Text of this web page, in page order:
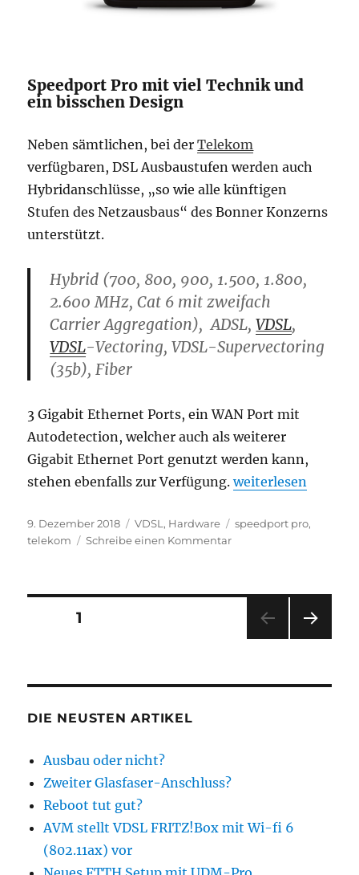
Speedport Pro mit viel Technik und
ein bisschen Design
Neben sämtlichen, bei derTelekom
verfügbaren, DSL Ausbaustufen werden auch
Hybridanschlüsse, „so wie alle künftigen
Stufen des Netzausbaus“ des Bonner Konzerns
unterstützt.
Hybrid (700, 800, 900, 1.500, 1.800,
2.600 MHz, Cat 6 mit zweifach
Carrier Aggregation), ADSL,VDSL,
VDSL-Vectoring, VDSL-Supervectoring
(35b), Fiber
3 Gigabit Ethernet Ports, ein WAN Port mit
Autodetection, welcher auch als weiterer
Gigabit Ethernet Port genutzt werden kann,
stehen ebenfalls zur Verfügung.„Telekom
weiterlesen
Veröffentlicht
am
9. Dezember 2018 Kategorien
VDSL, Hardware Schlagwörter
speedport pro,
telekom
Schreibe einen Kommentarzu
Februar
2019
Seitennummerierung
Beiträge
SEITE1
E
DIE NEUSTEN ARTIKEL
Ausbau oder nicht?
Zweiter Glasfaser-Anschluss?
Reboot tut gut?
AVM stellt VDSL FRITZ!Box mit Wi-fi 6
(802.11ax) vor